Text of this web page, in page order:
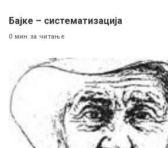
Бајке – систематизација
0 мин за читање